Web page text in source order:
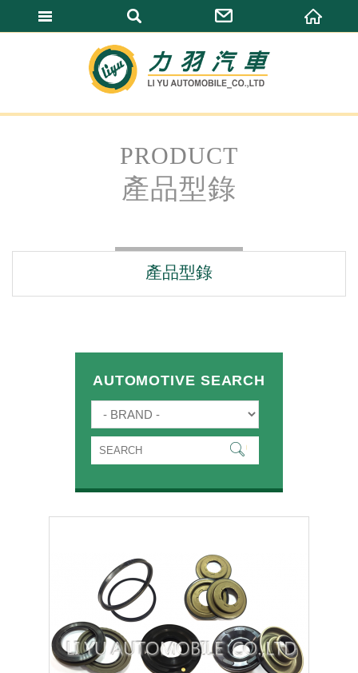
力羽汽車有限公
PRODUCT
產品型錄
產品型錄
AUTOMOTIVE SEARCH